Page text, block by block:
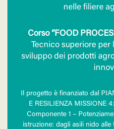
nelle filiere
Corso “FOOD
Tecnico superiore
sviluppo dei prodotti
Il progetto è finanziato dal
E RESILIENZA MISSIONE
Componente 1 –
istruzione: dagli asili nido alle